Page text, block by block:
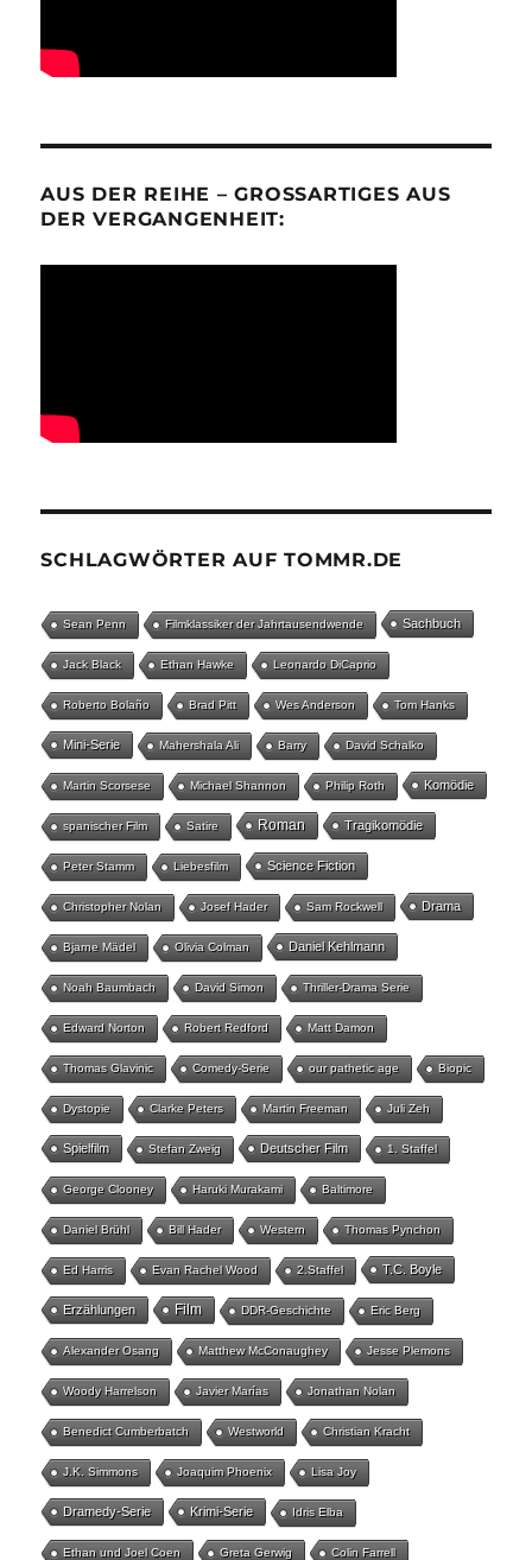
AUS DER REIHE – GROSSARTIGES AUS D
ER VERGANGENHEIT:
SCHLAGWÖRTER AUF TOMMR.DE
Sean Penn Filmklassiker der Jahrtausendwende Sachbuch
Jack Black Ethan Hawke Leonardo DiCaprio
Roberto Bolaño Brad Pitt Wes Anderson Tom Hanks
Mini-Serie Mahershala Ali Barry David Schalko
Martin Scorsese Michael Shannon Philip Roth Komödie
spanischer Film Satire Roman Tragikomödie
Peter Stamm Liebesfilm Science Fiction
Christopher Nolan Josef Hader Sam Rockwell Drama
Bjarne Mädel Olivia Colman Daniel Kehlmann
Noah Baumbach David Simon Thriller-Drama Serie
Edward Norton Robert Redford Matt Damon
Thomas Glavinic Comedy-Serie our pathetic age Biopic
Dystopie Clarke Peters Martin Freeman Juli Zeh
Spielfilm Stefan Zweig Deutscher Film 1. Staffel
George Clooney Haruki Murakami Baltimore
Daniel Brühl Bill Hader Western Thomas Pynchon
Ed Harris Evan Rachel Wood 2.Staffel T.C. Boyle
Erzählungen Film DDR-Geschichte Eric Berg
Alexander Osang Matthew McConaughey Jesse Plemons
Woody Harrelson Javier Marías Jonathan Nolan
Benedict Cumberbatch Westworld Christian Kracht
J.K. Simmons Joaquim Phoenix Lisa Joy
Dramedy-Serie Krimi-Serie Idris Elba
Ethan und Joel Coen Greta Gerwig Colin Farrell